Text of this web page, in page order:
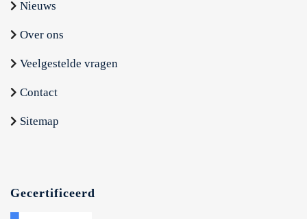
Nieuws
Over ons
Veelgestelde vragen
Contact
Sitemap
Gecertificeerd